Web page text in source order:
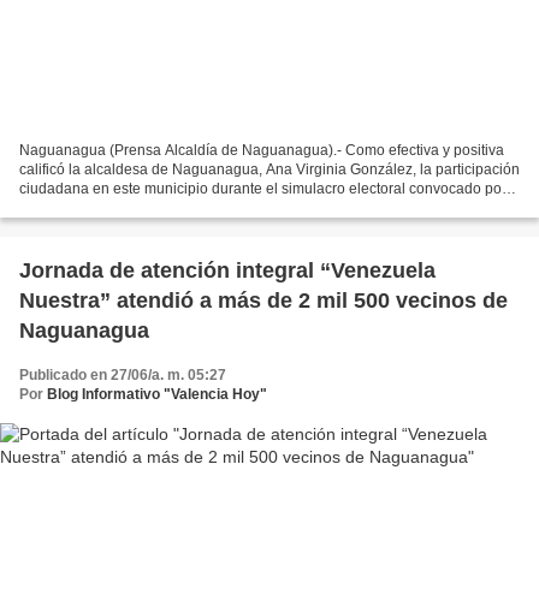
Naguanagua (Prensa Alcaldía de Naguanagua).- Como efectiva y positiva
calificó la alcaldesa de Naguanagua, Ana Virginia González, la participación
ciudadana en este municipio durante el simulacro electoral convocado por
Jornada de atención integral “Venezuela
Nuestra” atendió a más de 2 mil 500 vecinos de
Naguanagua
Publicado en 27/06/a. m. 05:27
Por Blog Informativo "Valencia Hoy"